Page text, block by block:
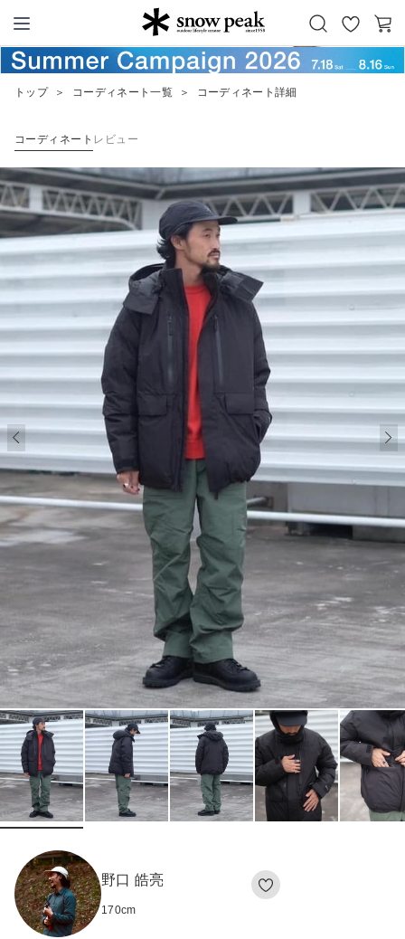
Snow Peak
お
気
カ
ー
トップ ＞ コーディネート一覧 ＞ コーディネート詳細
コーディネート レビュー
野口 皓亮
170cm